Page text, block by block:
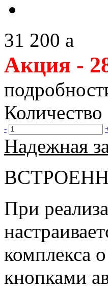
31 200 a
Акция -
Количество
-
Надежная
При
комплекса
кнопками